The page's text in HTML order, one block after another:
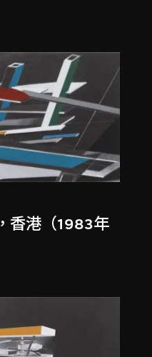
香港（1983年